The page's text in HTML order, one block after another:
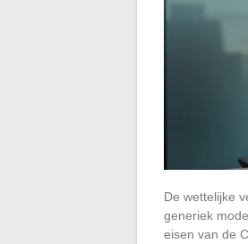
De wettelijke
generiek
eisen van de